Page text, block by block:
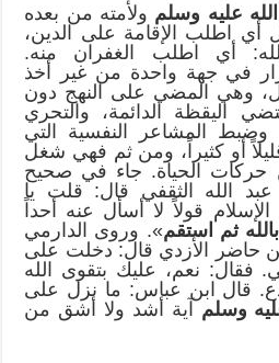
عليه وسلم ولأمته من بعده
أي اطلب الإقامة على الدين،
أي اطلب الغفران منه.
في جهة واحدة من غير أخذ
وهي المضي على النهج دون
اليقظة الدائمة، والتحري
وضبط المشاعر النفسية التي
أو كثيراً، ومن ثم فهي شغل
الحياة. جاء في صحيح
الله الثقفي قال: قلت يا
قولاً لا أسأل عنه أحداً
ثم استقم». وروى الدارمي
حاضر الأزدي قال: دخلت على
فقال: نعم، عليك بتقوى الله
قال ابن عباس: ما نزل على
وسلم آية أشد ولا أشق من